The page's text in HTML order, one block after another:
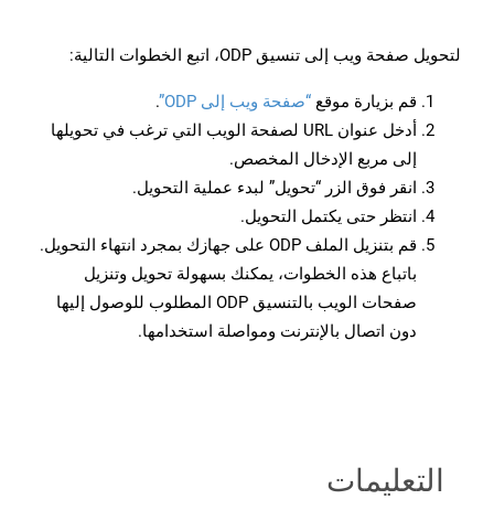
لتحويل صفحة ويب إلى تنسيق ODP، اتبع الخطوات التالية:
قم بزيارة موقع “صفحة ويب إلى ODP”
.
أدخل عنوان URL لصفحة الويب التي ترغب في تحويلها
إلى مربع الإدخال المخصص.
انقر فوق الزر “تحويل” لبدء عملية التحويل.
انتظر حتى يكتمل التحويل.
قم بتنزيل الملف ODP على جهازك بمجرد انتهاء التحويل.
باتباع هذه الخطوات، يمكنك بسهولة تحويل وتنزيل
صفحات الويب بالتنسيق ODP المطلوب للوصول إليها
دون اتصال بالإنترنت ومواصلة استخدامها.
التعليمات